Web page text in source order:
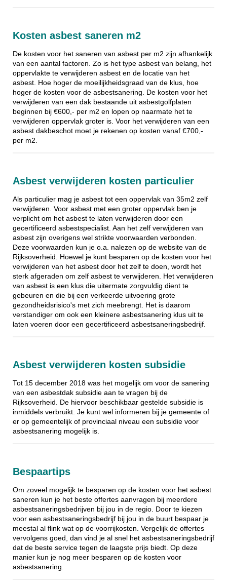
Kosten asbest saneren m2
De kosten voor het saneren van asbest per m2 zijn afhankelijk
van een aantal factoren. Zo is het type asbest van belang, het
oppervlakte te verwijderen asbest en de locatie van het
asbest. Hoe hoger de moeilijkheidsgraad van de klus, hoe
hoger de kosten voor de asbestsanering. De kosten voor het
verwijderen van een dak bestaande uit asbestgolfplaten
beginnen bij €600,- per m2 en lopen op naarmate het te
verwijderen oppervlak groter is. Voor het verwijderen van een
asbest dakbeschot moet je rekenen op kosten vanaf €700,-
per m2.
Asbest verwijderen kosten particulier
Als particulier mag je asbest tot een oppervlak van 35m2 zelf
verwijderen. Voor asbest met een groter oppervlak ben je
verplicht om het asbest te laten verwijderen door een
gecertificeerd asbestspecialist. Aan het zelf verwijderen van
asbest zijn overigens wel strikte voorwaarden verbonden.
Deze voorwaarden kun je o.a. nalezen op de website van de
Rijksoverheid. Hoewel je kunt besparen op de kosten voor het
verwijderen van het asbest door het zelf te doen, wordt het
sterk afgeraden om zelf asbest te verwijderen. Het verwijderen
van asbest is een klus die uitermate zorgvuldig dient te
gebeuren en die bij een verkeerde uitvoering grote
gezondheidsrisico's met zich meebrengt. Het is daarom
verstandiger om ook een kleinere asbestsanering klus uit te
laten voeren door een gecertificeerd asbestsaneringsbedrijf.
Asbest verwijderen kosten subsidie
Tot 15 december 2018 was het mogelijk om voor de sanering
van een asbestdak subsidie aan te vragen bij de
Rijksoverheid. De hiervoor beschikbaar gestelde subsidie is
inmiddels verbruikt. Je kunt wel informeren bij je gemeente of
er op gemeentelijk of provinciaal niveau een subsidie voor
asbestsanering mogelijk is.
Bespaartips
Om zoveel mogelijk te besparen op de kosten voor het asbest
saneren kun je het beste offertes aanvragen bij meerdere
asbestsaneringsbedrijven bij jou in de regio. Door te kiezen
voor een asbestsaneringsbedrijf bij jou in de buurt bespaar je
meestal al flink wat op de voorrijkosten. Vergelijk de offertes
vervolgens goed, dan vind je al snel het asbestsaneringsbedrijf
dat de beste service tegen de laagste prijs biedt. Op deze
manier kun je nog meer besparen op de kosten voor
asbestsanering.